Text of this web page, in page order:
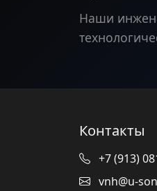
Наши
Контакты
+7 (913)
vnh@u-